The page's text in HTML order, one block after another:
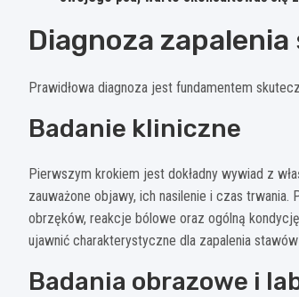
Diagnoza
Prawidłowa diagnoza jest fundamentem
Badanie kliniczne
Pierwszym krokiem jest dokładny wywiad z
zauważone objawy, ich nasilenie i czas
obrzęków, reakcje bólowe oraz ogólną
ujawnić charakterystyczne dla zapalenia
Badania obrazowe i